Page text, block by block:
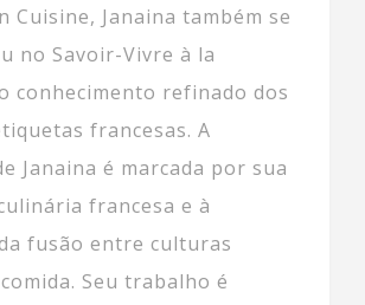
Cuisine, Janaina também se
no Savoir-Vivre à la
conhecimento refinado dos
francesas. A
Janaina é marcada por sua
francesa e à
fusão entre culturas
Seu trabalho é